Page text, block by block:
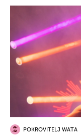
POKROVITELJ WATA